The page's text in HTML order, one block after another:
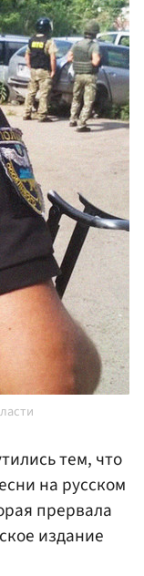
тем, что
на русском
прервала
издание